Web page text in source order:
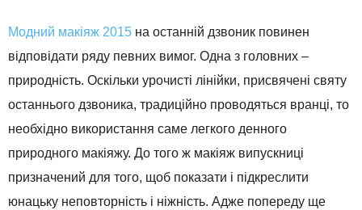
Модний макіяж 2015 на останній дзвоник повинен
відповідати ряду певних вимог. Одна з головних –
природність. Оскільки урочисті лінійки, присвячені святу
останнього дзвоника, традиційно проводяться вранці, то
необхідно використання саме легкого денного
природного макіяжу. До того ж макіяж випускниці
призначений для того, щоб показати і підкреслити
юнацьку неповторність і ніжність. Адже попереду ще